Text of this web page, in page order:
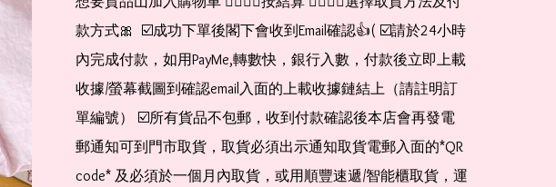
款方式🎀  ☑️成功下單後閣下會收到Email確認👍( ☑️請於24小時
內完成付款，如用PayMe,轉數快，銀行入數，付款後立即上載
收據/螢幕截圖到確認email入面的上載收據鏈結上（請註明訂
單編號） ☑️所有貨品不包郵，收到付款確認後本店會再發電
郵通知可到門市取貨，取貨必須出示通知取貨電郵入面的*QR
code* 及必須於一個月內取貨，或用順豐速遞/智能櫃取貨，運